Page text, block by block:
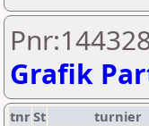
Grafik
tnrSt turnier